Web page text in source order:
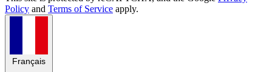
Policy and Terms of Service apply.
Français